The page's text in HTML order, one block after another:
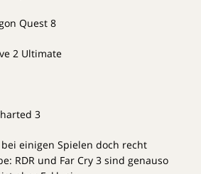
Quest 8
2 Ultimate
3
einigen Spielen doch recht
RDR und Far Cry 3 sind genauso